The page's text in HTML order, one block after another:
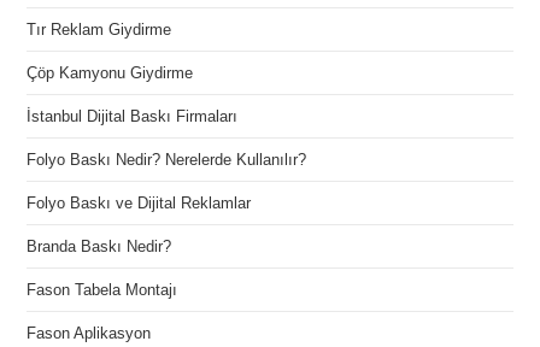
Tır Reklam Giydirme
Çöp Kamyonu Giydirme
İstanbul Dijital Baskı Firmaları
Folyo Baskı Nedir? Nerelerde Kullanılır?
Folyo Baskı ve Dijital Reklamlar
Branda Baskı Nedir?
Fason Tabela Montajı
Fason Aplikasyon